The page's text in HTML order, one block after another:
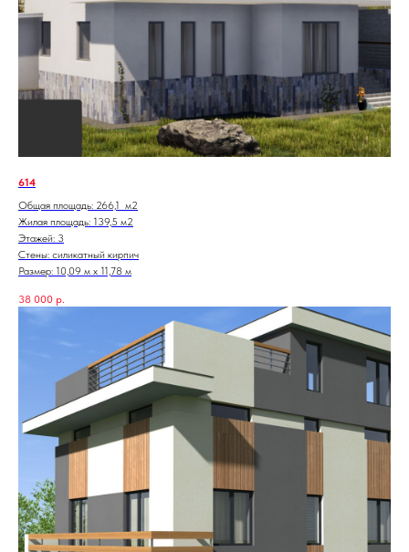
614
Общая площадь: 266,1 м2
Жилая площадь: 139,5 м2
Этажей: 3
Стены: силикатный кирпич
Размер: 10,09 м х 11,78 м
38 000 р.